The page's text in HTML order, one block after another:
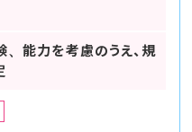
能力を考慮のうえ、規